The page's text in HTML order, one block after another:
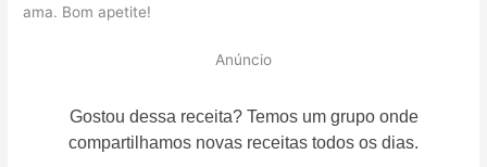
ama. Bom apetite!
Anúncio
Gostou dessa receita? Temos um grupo onde
compartilhamos novas receitas todos os dias.